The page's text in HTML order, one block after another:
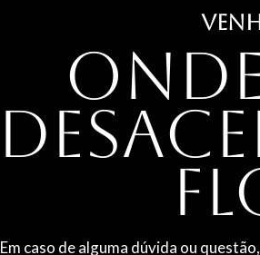
Em caso de alguma dúvida ou